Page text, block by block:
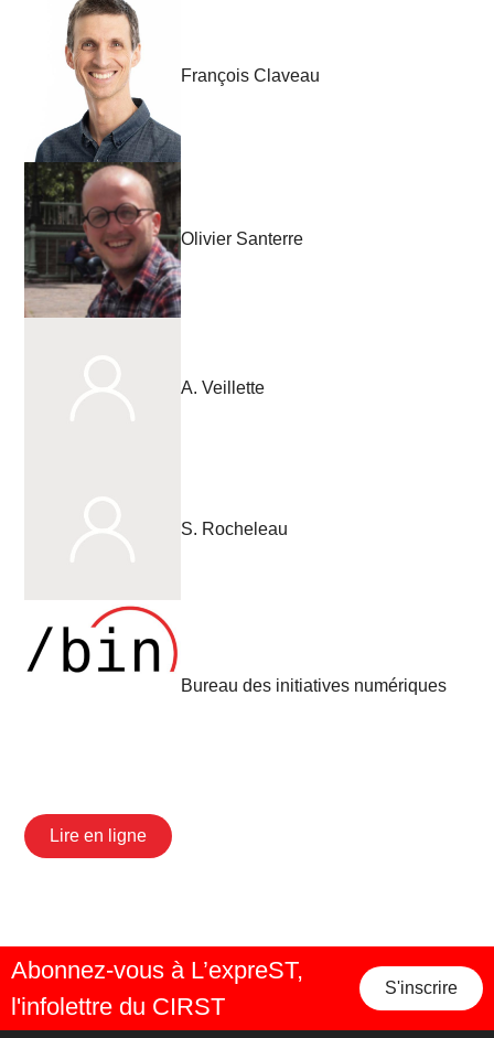
François Claveau
Olivier Santerre
A. Veillette
S. Rocheleau
Bureau des initiatives numériques
Lire en ligne
Abonnez-vous à L’expreST,
l'infolettre du CIRST
S'inscrire